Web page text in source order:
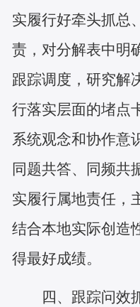
实履行好牵头抓总
责，对分解表中明
跟踪调度，研究解
行落实层面的堵点
系统观念和协作意
同题共答、同频共
实履行属地责任，
结合本地实际创造
得最好成绩。
四、跟踪问效